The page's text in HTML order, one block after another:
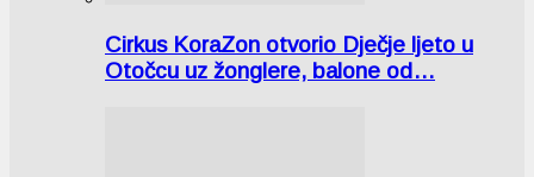
Cirkus KoraZon otvorio Dječje ljeto u
Otočcu uz žonglere, balone od…